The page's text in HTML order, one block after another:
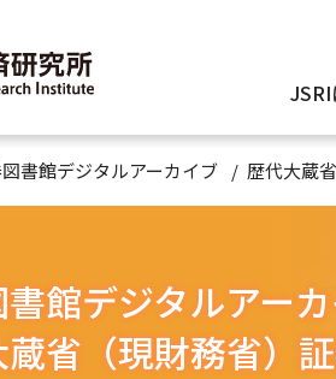
書館デジタルアーカイブ 歴代大蔵
館デジタルアー
省（現財務省）